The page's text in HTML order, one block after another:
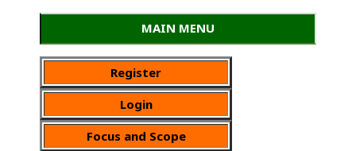
MAIN MENU
Register
Login
Focus and Scope